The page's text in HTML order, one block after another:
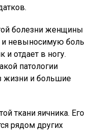
болезни женщины
и невыносимую боль
и отдает в ногу.
патологии
жизни и большие
ткани яичника. Его
рядом других